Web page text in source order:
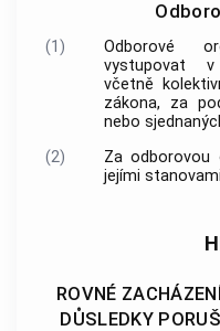
(1)
Odborové
vystupovat v
včetně
zákona, za
nebo
(2)
Za odborovou
jejími
ROVNÉ
DŮSLEDKY